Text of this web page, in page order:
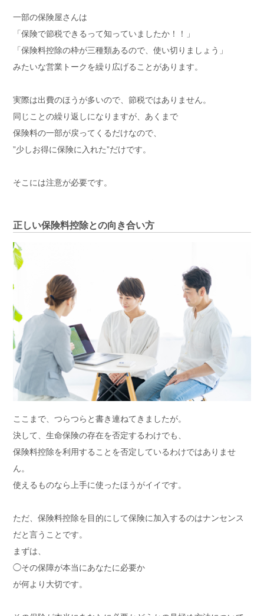
一部の保険屋さんは
「保険で節税できるって知っていましたか！！」
「保険料控除の枠が三種類あるので、使い切りましょう」
みたいな営業トークを繰り広げることがあります。
実際は出費のほうが多いので、節税ではありません。
同じことの繰り返しになりますが、あくまで
保険料の一部が戻ってくるだけなので、
”少しお得に保険に入れた”だけです。
そこには注意が必要です。
正しい保険料控除との向き合い方
ここまで、つらつらと書き連ねてきましたが。
決して、生命保険の存在を否定するわけでも、
保険料控除を利用することを否定しているわけではありませ
ん。
使えるものなら上手に使ったほうがイイです。
ただ、保険料控除を目的にして保険に加入するのはナンセンス
だと言うことです。
まずは、
◯その保障が本当にあなたに必要か
が何より大切です。